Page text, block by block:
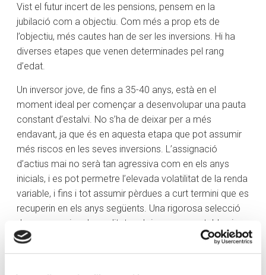
Vist el futur incert de les pensions, pensem en la
jubilació com a objectiu. Com més a prop ets de
l’objectiu, més cautes han de ser les inversions. Hi ha
diverses etapes que venen determinades pel rang
d’edat.
Un inversor jove, de fins a 35-40 anys, està en el
moment ideal per començar a desenvolupar una pauta
constant d’estalvi. No s’ha de deixar per a més
endavant, ja que és en aquesta etapa que pot assumir
més riscos en les seves inversions. L’assignació
d’actius mai no serà tan agressiva com en els anys
inicials, i es pot permetre l’elevada volatilitat de la renda
variable, i fins i tot assumir pèrdues a curt termini que es
recuperin en els anys següents. Una rigorosa selecció
de companyies de qualitat amb ingressos estables i
independents del cicle econòmic podria ajudar a evitar
o disminuir possibles caigudes a les borses.